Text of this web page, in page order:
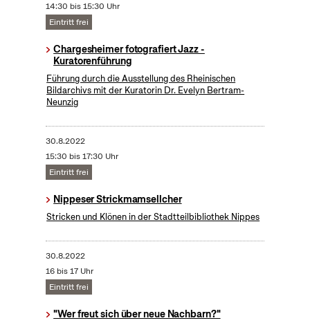
14:30 bis 15:30 Uhr
Eintritt frei
Chargesheimer fotografiert Jazz -
Kuratorenführung
Führung durch die Ausstellung des Rheinischen
Bildarchivs mit der Kuratorin Dr. Evelyn Bertram-
Neunzig
30.8.2022
15:30 bis 17:30 Uhr
Eintritt frei
Nippeser Strickmamsellcher
Stricken und Klönen in der Stadtteilbibliothek Nippes
30.8.2022
16 bis 17 Uhr
Eintritt frei
"Wer freut sich über neue Nachbarn?"